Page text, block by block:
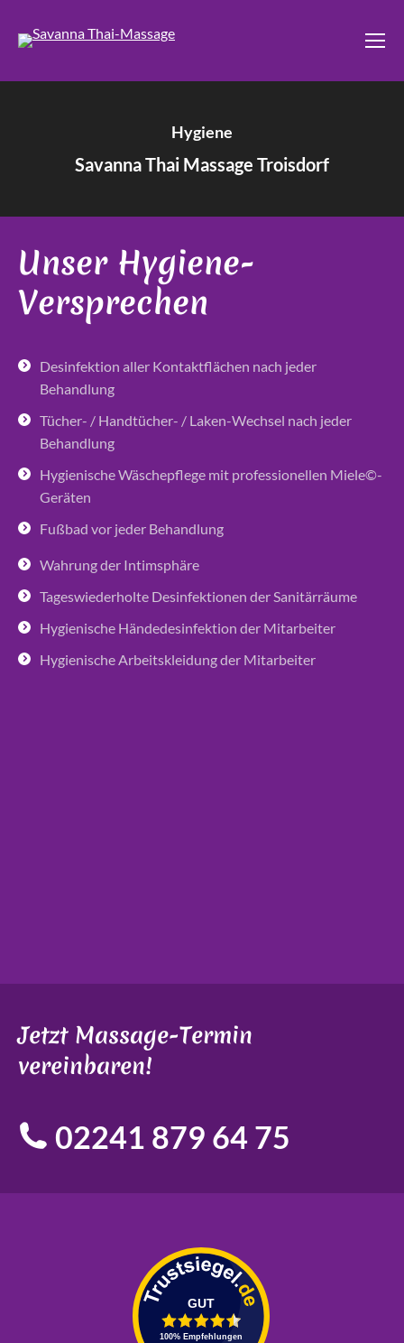
Hygiene
Savanna Thai Massage Troisdorf
Unser Hygiene-
Versprechen
Desinfektion aller Kontaktflächen nach jeder
Behandlung
Tücher- / Handtücher- / Laken-Wechsel nach jeder
Behandlung
Hygienische Wäschepflege mit professionellen Miele©-
Geräten
Fußbad vor jeder Behandlung
Wahrung der Intimsphäre
Tageswiederholte Desinfektionen der Sanitärräume
Hygienische Händedesinfektion der Mitarbeiter
Hygienische Arbeitskleidung der Mitarbeiter
Jetzt Massage-Termin
vereinbaren!
02241 879 64 75